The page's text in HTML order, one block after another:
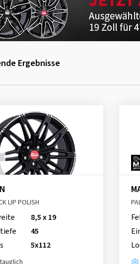
Ergebnisse
LIP POLISH
8,5 x 19
45
5x112